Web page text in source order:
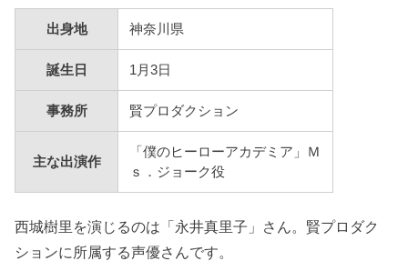
出身地 神奈川県
誕生日 1月3日
事務所 賢プロダクション
主な出演作
「僕のヒーローアカデミア 」
Ｍ
ｓ．ジョーク役
西城樹里を演じるのは「永井真里子」さん。賢プロダク
ションに所属する声優さんです。